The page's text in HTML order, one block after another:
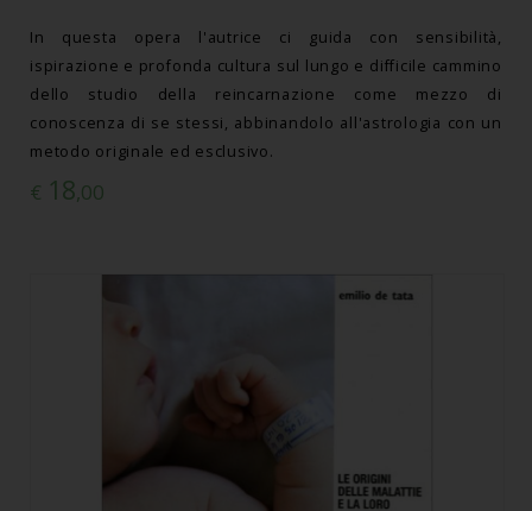
In questa opera l'autrice ci guida con sensibilità,
ispirazione e profonda cultura sul lungo e difficile cammino
dello studio della reincarnazione come mezzo di
conoscenza di se stessi, abbinandolo all'astrologia con un
metodo originale ed esclusivo.
€ 18,00